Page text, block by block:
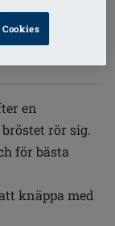
en
rör sig.
för bästa
knäppa med